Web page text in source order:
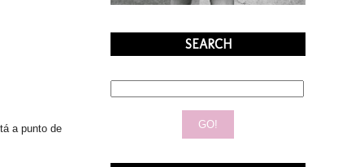
a punto de
SEARCH